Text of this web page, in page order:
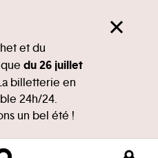
et du
du 26 juillet
billetterie en
24h/24.
un bel été !